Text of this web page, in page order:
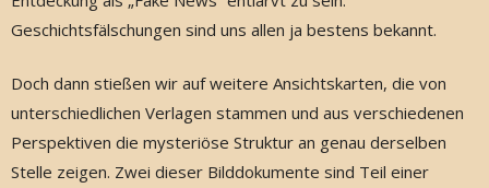
Geschichtsfälschungen sind uns allen ja bestens bekannt.
Doch dann stießen wir auf weitere Ansichtskarten, die von
unterschiedlichen Verlagen stammen und aus verschiedenen
Perspektiven die mysteriöse Struktur an genau derselben
Stelle zeigen. Zwei dieser Bilddokumente sind Teil einer